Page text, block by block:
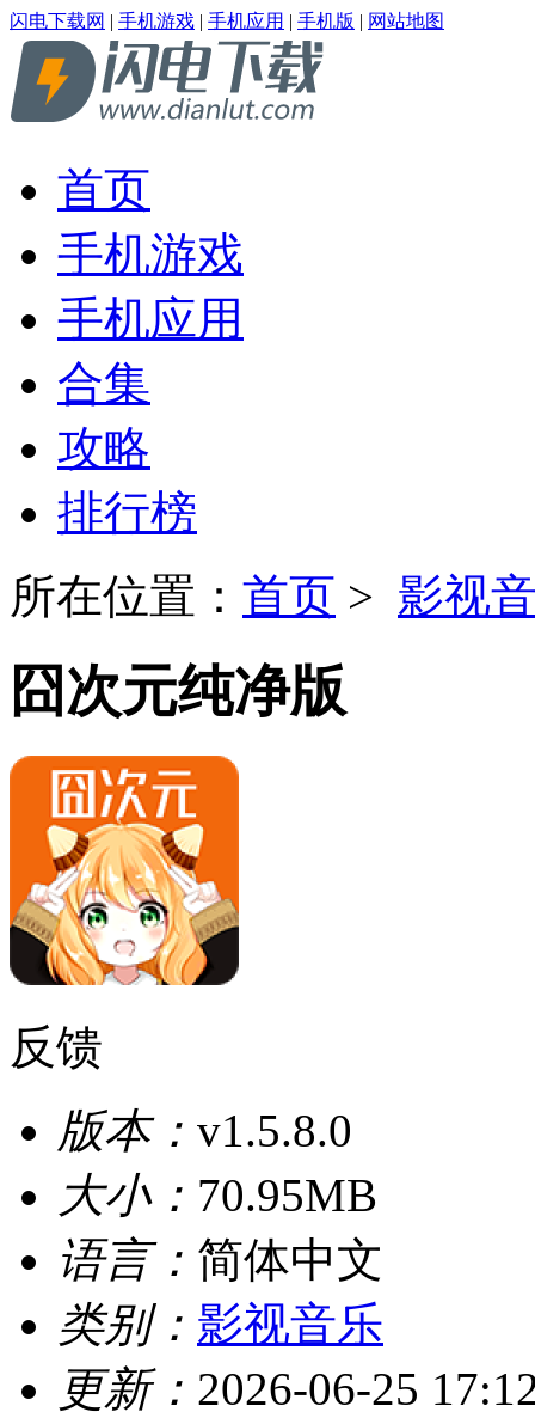
闪电下载网 | 手机游戏 | 手机应用 | 手机版 | 网站地图
首页
手机游戏
手机应用
合集
攻略
排行榜
所在位置： 首页 > 影视
囧次元纯净版
反馈
版本： v1.5.8.0
大小： 70.95MB
语言： 简体中文
类别： 影视音乐
更新： 2026-06-25